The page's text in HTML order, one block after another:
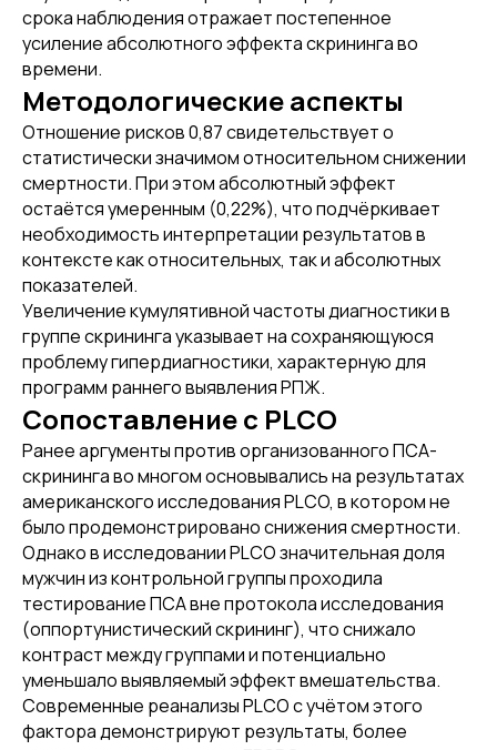
срока наблюдения отражает постепенное
усиление абсолютного эффекта скрининга во
времени.
Методологические аспекты
Отношение рисков 0,87 свидетельствует о
статистически значимом относительном снижении
смертности. При этом абсолютный эффект
остаётся умеренным (0,22%), что подчёркивает
необходимость интерпретации результатов в
контексте как относительных, так и абсолютных
показателей.
Увеличение кумулятивной частоты диагностики в
группе скрининга указывает на сохраняющуюся
проблему гипердиагностики, характерную для
программ раннего выявления РПЖ.
Сопоставление с PLCO
Ранее аргументы против организованного ПСА-
скрининга во многом основывались на результатах
американского исследования PLCO, в котором не
было продемонстрировано снижения смертности.
Однако в исследовании PLCO значительная доля
мужчин из контрольной группы проходила
тестирование ПСА вне протокола исследования
(оппортунистический скрининг), что снижало
контраст между группами и потенциально
уменьшало выявляемый эффект вмешательства.
Современные реанализы PLCO с учётом этого
фактора демонстрируют результаты, более